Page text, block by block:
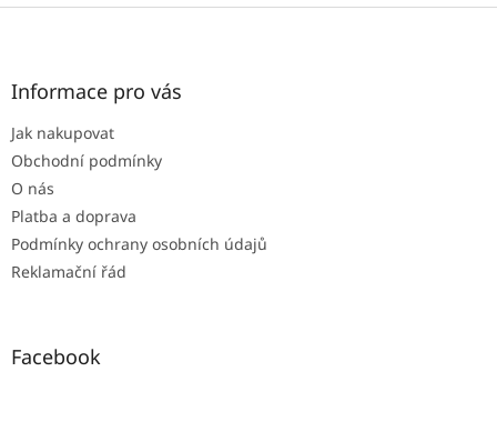
Z
Informace pro vás
Jak nakupovat
Obchodní podmínky
O nás
Platba a doprava
Podmínky ochrany osobních údajů
Reklamační řád
Facebook